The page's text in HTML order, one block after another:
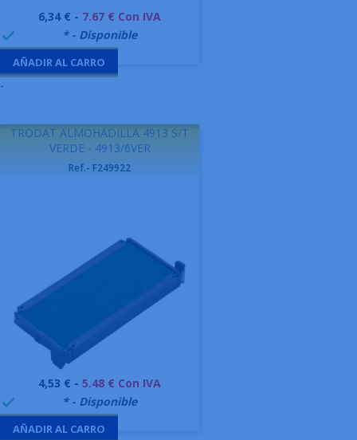
Precio
6,34 € - 7.67 € Con IVA
 * - Disponible
AÑADIR AL CARRO
-
TRODAT ALMOHADILLA 4913 S/T
VERDE - 4913/6VER
Ref.- F249922
Precio
4,53 € - 5.48 € Con IVA
 * - Disponible
AÑADIR AL CARRO